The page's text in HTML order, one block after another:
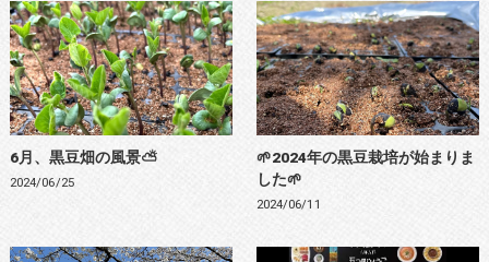
6月、黒豆畑の風景⛅
2024/06/25
🌱2024年の黒豆栽培が始まりま
した🌱
2024/06/11